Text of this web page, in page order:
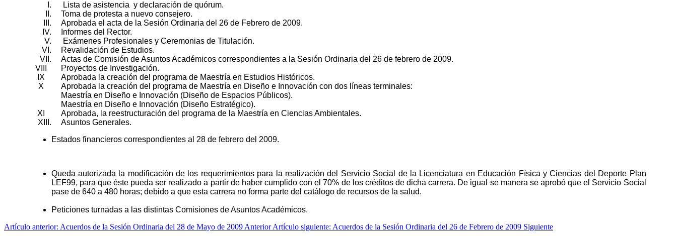
I.
Lista de asistencia y declaración de quórum.
II.
Toma de protesta a nuevo consejero.
III.
Aprobada el acta de la Sesión Ordinaria del 26 de Febrero de 2009.
IV.
Informes del Rector.
V.
Exámenes Profesionales y Ceremonias de Titulación.
VI.
Revalidación de Estudios.
VII.
Actas de Comisión de Asuntos Académicos correspondientes a la Sesión Ordinaria del 26 de febrero de 2009.
VIII
Proyectos de Investigación.
IX
Aprobada la creación del programa de Maestría en Estudios Históricos.
X
Aprobada la creación del programa de Maestría en Diseño e Innovación con dos líneas terminales:
Maestría en Diseño e Innovación (Diseño de Espacios Públicos).
Maestría en Diseño e Innovación (Diseño Estratégico).
XI
Aprobada, la reestructuración del programa de la Maestría en Ciencias Ambientales.
XIII.
Asuntos Generales.
Estados financieros correspondientes al 28 de febrero del 2009.
Queda autorizada la modificación de los requerimientos para la realización del Servicio Social de la Licenciatura en Educación Física y Ciencias del Deporte Plan
LEF99, para que éste pueda ser realizado a partir de haber cumplido con el 70% de los créditos de dicha carrera. De igual se manera se aprobó que el Servicio Social
pase de 640 a 480 horas; debido a que esta carrera no forma parte del catálogo de recursos de la salud.
Peticiones turnadas a las distintas Comisiones de Asuntos Académicos.
Artículo anterior: Acuerdos de la Sesión Ordinaria del 28 de Mayo de 2009 Anterior Artículo siguiente: Acuerdos de la Sesión Ordinaria del 26 de Febrero de 2009 Siguiente